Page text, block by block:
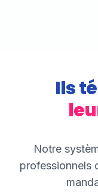
Ils
Notre
professionnels